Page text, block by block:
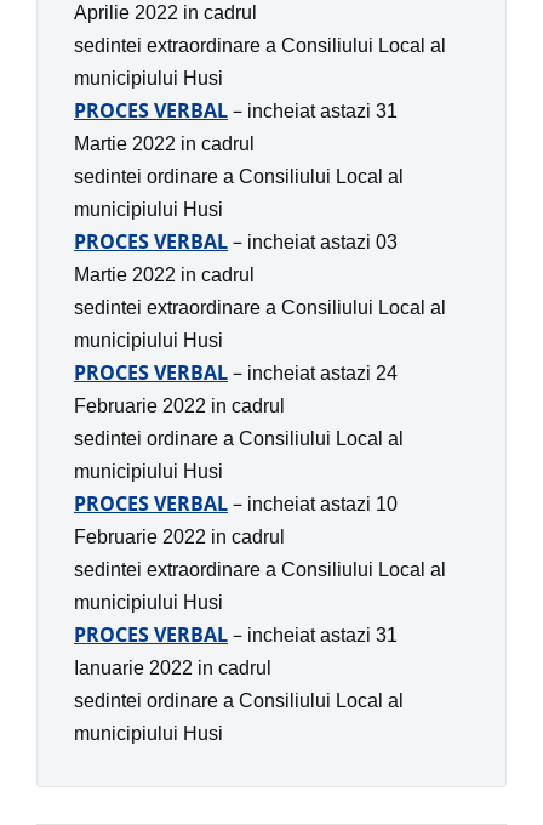
Aprilie 2022 in cadrul
sedintei extraordinare a Consiliului Local al
municipiului Husi
PROCES VERBAL– incheiat astazi 31
Martie 2022 in cadrul
sedintei ordinare a Consiliului Local al
municipiului Husi
PROCES VERBAL– incheiat astazi 03
Martie 2022 in cadrul
sedintei extraordinare a Consiliului Local al
municipiului Husi
PROCES VERBAL– incheiat astazi 24
Februarie 2022 in cadrul
sedintei ordinare a Consiliului Local al
municipiului Husi
PROCES VERBAL– incheiat astazi 10
Februarie 2022 in cadrul
sedintei extraordinare a Consiliului Local al
municipiului Husi
PROCES VERBAL– incheiat astazi 31
Ianuarie 2022 in cadrul
sedintei ordinare a Consiliului Local al
municipiului Husi